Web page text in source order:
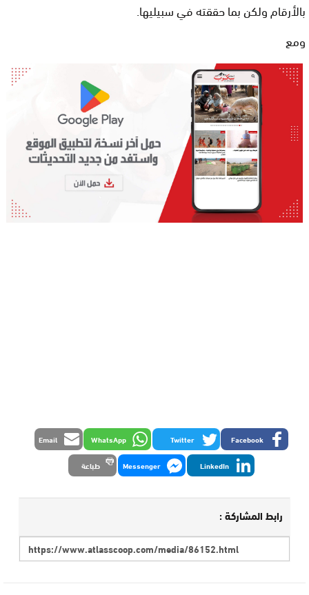
بالأرقام ولكن بما حققته في سبيليها.
ومع
Facebook
Twitter
WhatsApp
Email
LinkedIn
Messenger طباعة
رابط المشاركة :